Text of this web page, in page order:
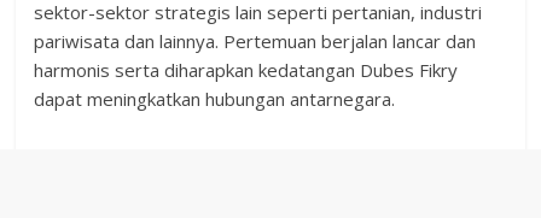
sektor-sektor strategis lain seperti pertanian, industri
pariwisata dan lainnya. Pertemuan berjalan lancar dan
harmonis serta diharapkan kedatangan Dubes Fikry
dapat meningkatkan hubungan antarnegara.